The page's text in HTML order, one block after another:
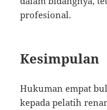
profesional.
Kesimpulan
Hukuman empat
kepada pelatih